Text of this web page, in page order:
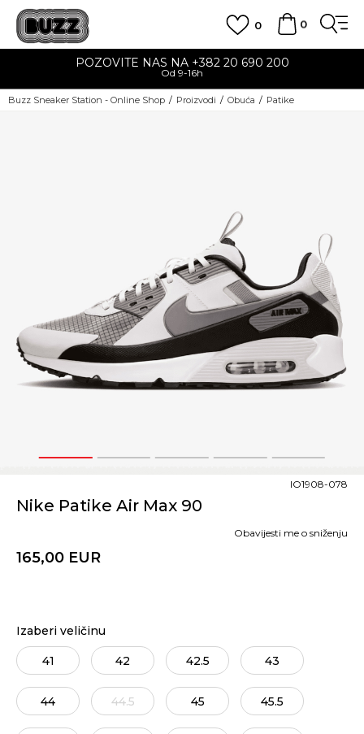
0
0
POZOVITE NAS NA +382 20 690 200
Od 9-16h
Buzz Sneaker Station - Online Shop Proizvodi Obuća Patike
1 2 3 4 5
Nike Patike Air Max 90
IO1908-078
165,00 EUR
Obavijesti me o sniženju
Izaberi veličinu
41 42 42.5 43
44 44.5 45 45.5